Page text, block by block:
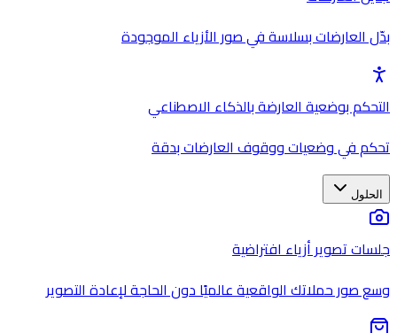
بدّل العارضات بسلاسة في صور الأزياء الموجودة
التحكم بوضعية العارضة بالذكاء الاصطناعي
تحكم في وضعيات ووقوف العارضات بدقة
الحلول
جلسات تصوير أزياء افتراضية
وسع صور حملاتك الواقعية عالميًا دون الحاجة لإعادة التصوير